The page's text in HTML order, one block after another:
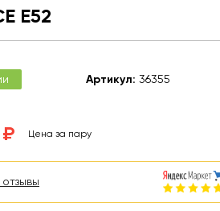
E52
Артикул: 36355
Цена за пару